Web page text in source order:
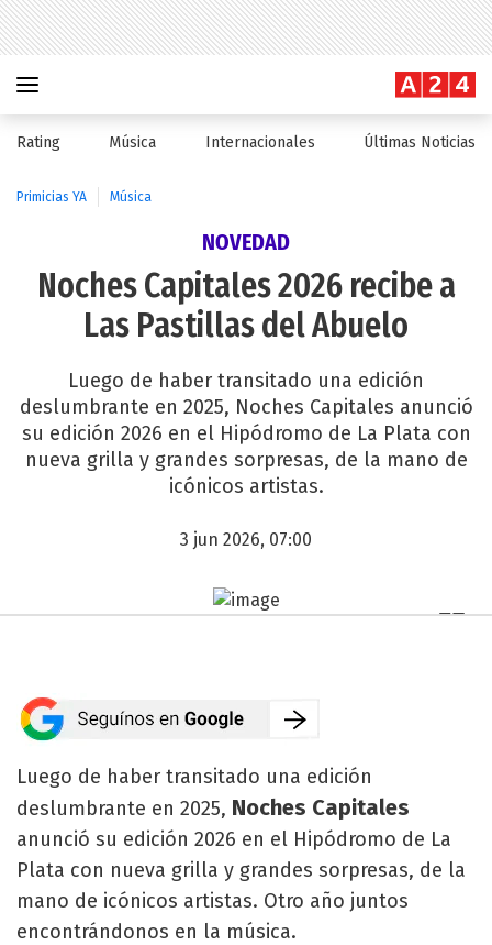
Rating Música Internacionales Últimas Noticias
Primicias YA Música
NOVEDAD
Noches Capitales 2026 recibe a
Las Pastillas del Abuelo
Luego de haber transitado una edición
deslumbrante en 2025, Noches Capitales anunció
su edición 2026 en el Hipódromo de La Plata con
nueva grilla y grandes sorpresas, de la mano de
icónicos artistas.
3 jun 2026, 07:00
Luego de haber transitado una edición
deslumbrante en 2025, Noches Capitales
anunció su edición 2026 en el Hipódromo de La
Plata con nueva grilla y grandes sorpresas, de la
mano de icónicos artistas. Otro año juntos
encontrándonos en la música.